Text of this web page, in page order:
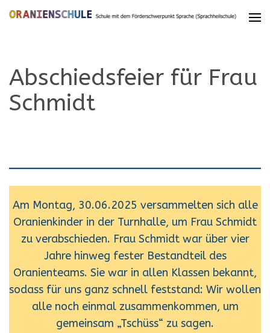
Abschiedsfeier für Frau
Schmidt
Am Montag, 30.06.2025 versammelten sich alle
Oranienkinder in der Turnhalle, um Frau Schmidt
zu verabschieden. Frau Schmidt war über vier
Jahre hinweg fester Bestandteil des
Oranienteams. Sie war in allen Klassen bekannt,
sodass für uns ganz schnell feststand: Wir wollen
alle noch einmal zusammenkommen, um
gemeinsam „Tschüss“ zu sagen.